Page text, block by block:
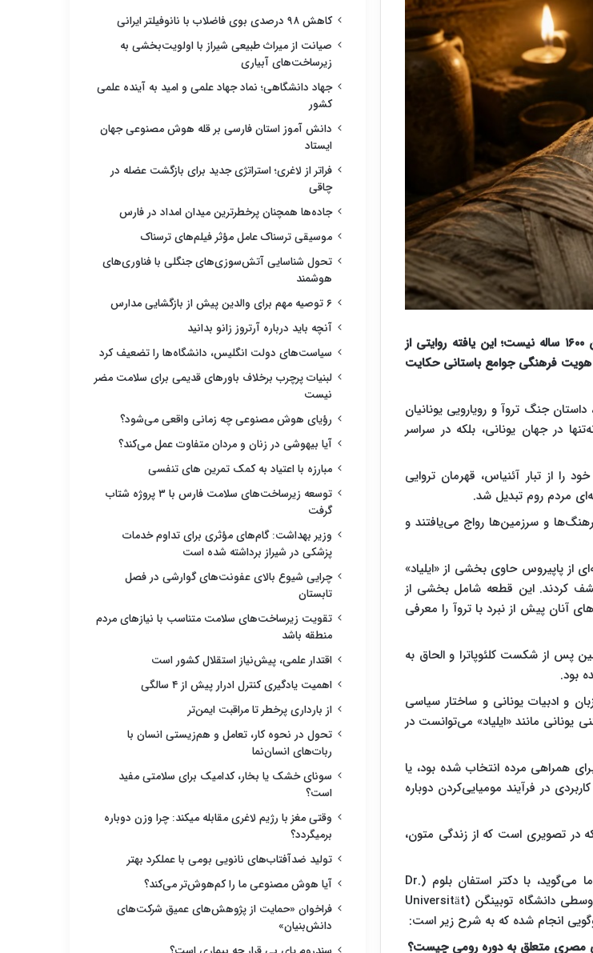
کشف قطعه‌ای از «ایلیاد» هومر درون یک مومیایی مصری، فقط یافتن یک متن ۱۶۰۰ ساله نیست؛ این یافته روایتی از
فرهنگی جوامع باستانی حکایت
جنگ تروآ و رویارویی یونانیان
در جهان یونانی، بلکه در سراسر
را از تبار آئنیاس، قهرمان تروایی
مردم روم تبدیل شد.
و سرزمین‌ها رواج می‌یافتند و
از پاپیروس حاوی بخشی از «ایلیاد»
متعلق به دوره رومی، با قدمتی حدود ۱۶۰۰ سال، کشف کردند. این قطعه شامل بخشی از
آنان پیش از نبرد با تروآ را معرفی
پس از شکست کلئوپاترا و الحاق به
و ادبیات یونانی و ساختار سیاسی
مانند «ایلیاد» می‌توانست در
همراهی مرده انتخاب شده بود، یا
در فرآیند مومیایی‌کردن دوباره
تصویری است که از زندگی متون،
برای بررسی این کشف و آنچه درباره جایگاه متون ادبی در جهان باستان به ما می‌گوید، با دکتر استفان بلوم (Dr.
Stephan Blum)، پژوهشگر موسسه پیشاتاریخ و باستان‌شناسی اولیه و قرون وسطی دانشگاه توبینگن (Universität
مصری متعلق به دوره رومی چیست؟
کاهش ۹۸ درصدی بوی فاضلاب با نانوفیلتر ایرانی
صیانت از میراث طبیعی شیراز با اولویت‌بخشی به
زیرساخت‌های آبیاری
جهاد دانشگاهی؛ نماد جهاد علمی و امید به آینده علمی
کشور
دانش آموز استان فارسی بر قله هوش مصنوعی جهان
ایستاد
فراتر از لاغری؛ استراتژی جدید برای بازگشت عضله در
چاقی
جاده‌ها همچنان پرخطرترین میدان امداد در فارس
موسیقی ترسناک عامل مؤثر فیلم‌های ترسناک
تحول شناسایی آتش‌سوزی‌های جنگلی با فناوری‌های
هوشمند
۶ توصیه مهم برای والدین پیش از بازگشایی مدارس
آنچه باید درباره آرتروز زانو بدانید
سیاست‌های دولت انگلیس، دانشگاه‌ها را تضعیف کرد
لبنیات پرچرب برخلاف باورهای قدیمی برای سلامت مضر
نیست
رؤیای هوش مصنوعی چه زمانی واقعی می‌شود؟
آیا بیهوشی در زنان و مردان متفاوت عمل می‌کند؟
مبارزه با اعتیاد به کمک تمرین های تنفسی
توسعه زیرساخت‌های سلامت فارس با ۳ پروژه شتاب
گرفت
وزیر بهداشت: گام‌های مؤثری برای تداوم خدمات
پزشکی در شیراز برداشته شده است
چرایی شیوع بالای عفونت‌های گوارشی در فصل
تابستان
تقویت زیرساخت‌های سلامت متناسب با نیازهای مردم
منطقه باشد
اقتدار علمی، پیش‌نیاز استقلال کشور است
اهمیت یادگیری کنترل ادرار پیش از ۴ سالگی
از بارداری پرخطر تا مراقبت ایمن‌تر
تحول در نحوه کار، تعامل و هم‌زیستی انسان با
ربات‌های انسان‌نما
سونای خشک یا بخار، کدامیک برای سلامتی مفید
است؟
وقتی مغز با رژیم لاغری مقابله میکند: چرا وزن دوباره
برمیگردد؟
تولید ضدآفتاب‌های نانویی بومی با عملکرد بهتر
آیا هوش مصنوعی ما را کم‌هوش‌تر می‌کند؟
فراخوان «حمایت از پژوهش‌های عمیق شرکت‌های
دانش‌بنیان»